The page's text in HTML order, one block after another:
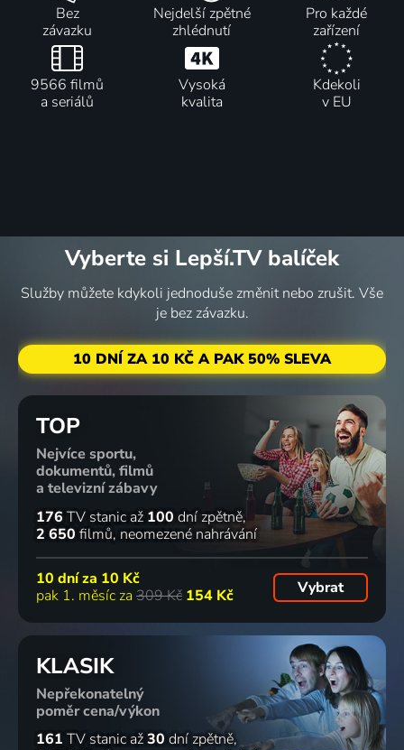
Bez
závazku
Nejdelší zpětné
zhlédnutí
Pro každé
zařízení
9566 filmů
a seriálů
Vysoká
kvalita
Kdekoli
v EU
Vyberte si Lepší.TV balíček
Služby můžete kdykoli jednoduše změnit nebo zrušit. Vše
je bez závazku.
10 DNÍ ZA 10 KČ A PAK 50% SLEVA
TOP
Nejvíce sportu,
dokumentů, filmů
a televizní zábavy
176 TV stanic až 100 dní zpětně
2 650 filmů neomezené nahrávání
10 dní za 10 Kč
pak 1. měsíc za 309 Kč 154 Kč Vybrat
KLASIK
Nepřekonatelný
poměr cena/výkon
161 TV stanic až30 dní zpětně